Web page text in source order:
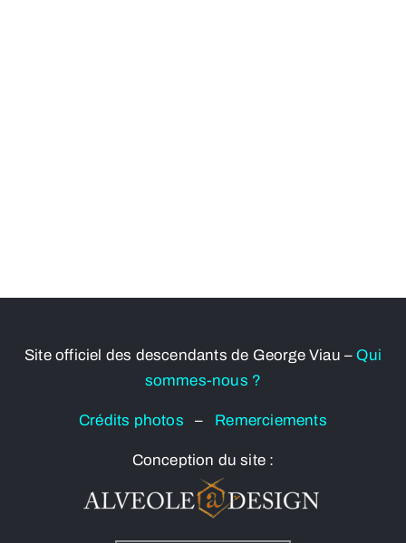
Site officiel des descendants de George Viau – Qui
sommes-nous ?
Crédits photos– Remerciements
Conception du site :